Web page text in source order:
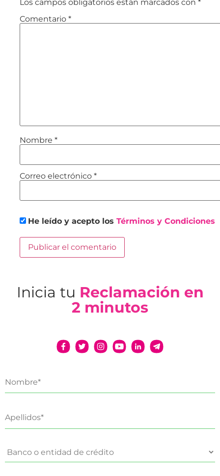
Los campos obligatorios están marcados con *
Comentario *
Nombre *
Correo electrónico *
He leído y acepto los Términos y Condiciones
Inicia tu Reclamación en
2 minutos